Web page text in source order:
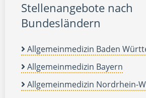
Stellenangebote nach
Bundesländern
Allgemeinmedizin Baden
Allgemeinmedizin Bayern
Allgemeinmedizin Nordrhein-